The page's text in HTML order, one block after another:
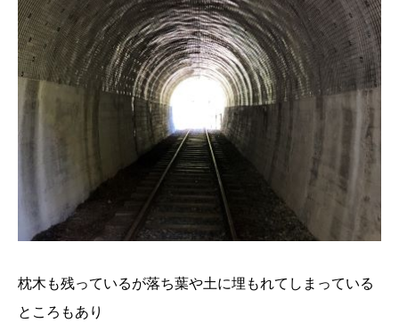
枕木も残っているが落ち葉や土に埋もれてしまっている
ところもあり